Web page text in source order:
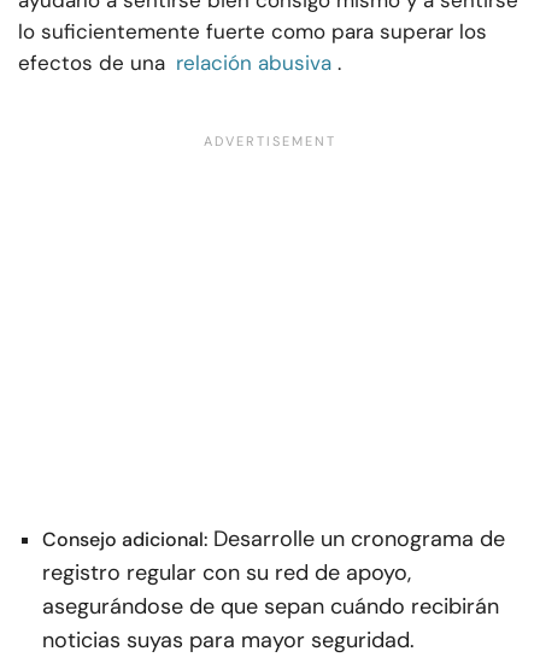
lo suficientemente fuerte como para superar los
efectos de una relación abusiva .
Consejo adicional: Desarrolle un cronograma de
registro regular con su red de apoyo,
asegurándose de que sepan cuándo recibirán
noticias suyas para mayor seguridad.